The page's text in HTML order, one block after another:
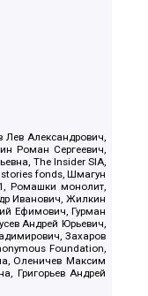
Лев Александрович,
Роман Сергеевич,
The Insider SIA,
fonds, Шмагун
Ромашки монолит,
Иванович, Жилкин
Ефимович, Гурман
Андрей Юрьевич,
Захаров
Foundation,
Оленичев Максим
Григорьев Андрей